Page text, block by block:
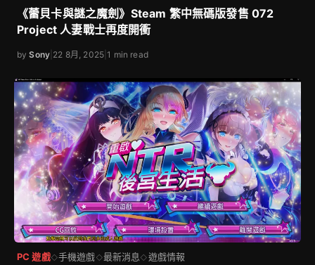
《蕾貝卡與謎之魔劍》Steam 繁中無碼版發售 072
Project 人妻戰士再度開衝
bySony 22 8月, 2025 |1 min read
PC 遊戲◇手機遊戲◇最新消息◇遊戲情報